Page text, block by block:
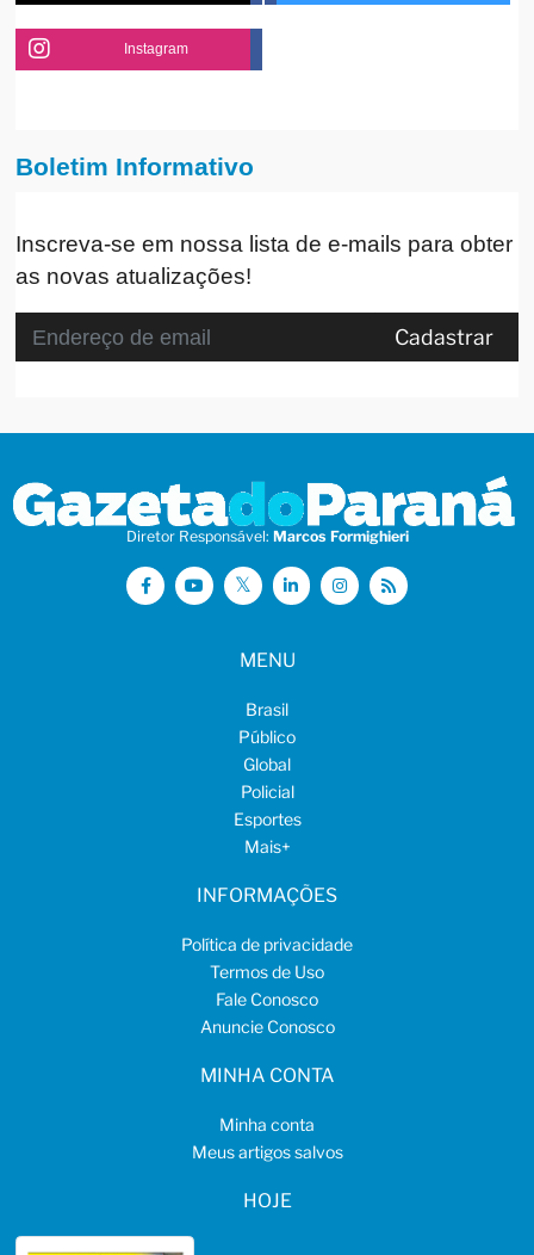
Instagram
Boletim Informativo
Inscreva-se em nossa lista de e-mails para obter
as novas atualizações!
Cadastrar
Diretor Responsável: Marcos Formighieri
MENU
Brasil
Público
Global
Policial
Esportes
Mais+
INFORMAÇÕES
Política de privacidade
Termos de Uso
Fale Conosco
Anuncie Conosco
MINHA CONTA
Minha conta
Meus artigos salvos
HOJE